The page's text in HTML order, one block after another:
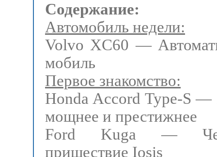
Содержание:
Автомобиль недели:
Volvo XC60 —
мобиль
Первое знакомство:
Honda Accord Type-S —
мощнее и престижнее
Ford Kuga —
пришествие Iosis